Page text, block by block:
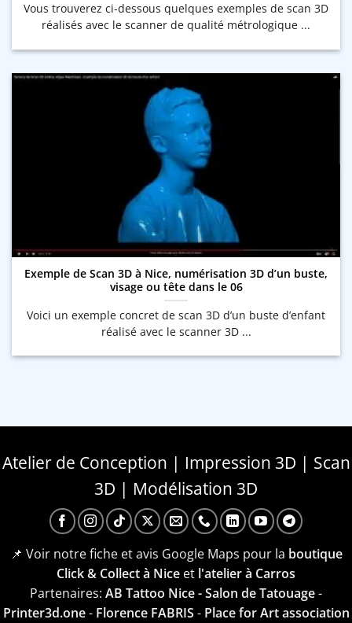
Vous trouverez ci-dessous quelques exemples de scan 3D
réalisés avec le scanner de qualité métrologique ...
Exemple de Scan 3D à Nice, numérisation 3D d’un buste,
visage ou tête dans le 06
Voici un exemple concret de scan 3D d’un buste d’enfant
réalisé avec le scanner 3D ...
Atelier de Conception | Impression 3D | Scan
3D | Modélisation 3D
📌 Voir notre fiche et avis Google Maps pour la boutique
Click & Collect à Nice et l'atelier à Carros
Partenaires: AB Tattoo Nice - Salon de Tatouage-
Printer3d.one- Florence FABRIS - Place for Art association